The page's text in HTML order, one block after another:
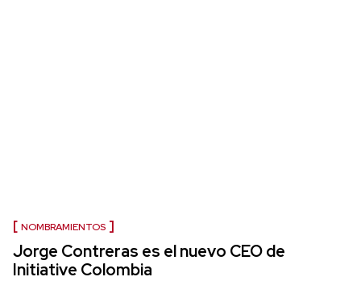
NOMBRAMIENTOS
Jorge Contreras es el nuevo CEO de
Initiative Colombia